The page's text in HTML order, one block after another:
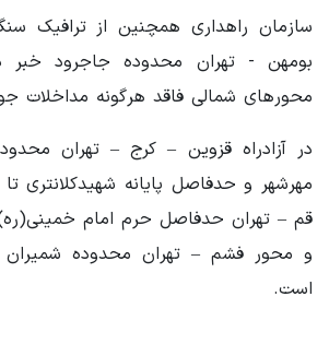
سازمان راهداری همچنین از ترافیک
بومهن - تهران محدوده جاجرود خبر
محورهای شمالی فاقد هرگونه مداخلات
در آزادراه قزوین – کرج – تهران
مهرشهر و حدفاصل پایانه شهیدکلانتری تا
قم – تهران حدفاصل حرم امام
و محور فشم – تهران محدوده شمیران
است.